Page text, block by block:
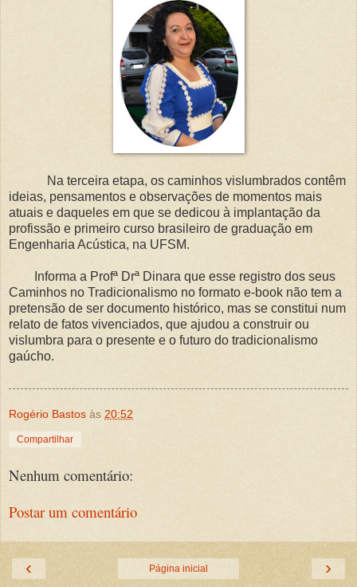
Na terceira etapa, os caminhos vislumbrados contêm
ideias, pensamentos e observações de momentos mais
atuais e daqueles em que se dedicou à implantação da
profissão e primeiro curso brasileiro de graduação em
Engenharia Acústica, na UFSM.
Informa a Profª Drª Dinara que esse registro dos seus
Caminhos no Tradicionalismo no formato e-book não tem a
pretensão de ser documento histórico, mas se constitui num
relato de fatos vivenciados, que ajudou a construir ou
vislumbra para o presente e o futuro do tradicionalismo
gaúcho.
Rogério Bastos às 20:52
Compartilhar
Nenhum comentário:
Postar um comentário
‹ ›
Página inicial